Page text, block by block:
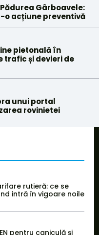
Pădurea Gârboavele:
acțiune preventivă
pietonală în
trafic și devieri de
unui portal
rovinietei
rutieră: ce se
intră în vigoare noile
pentru caniculă și